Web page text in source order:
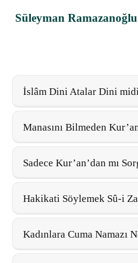
Süleyman Ramazanoğlu
İslâm Dini Atalar Dini
Manasını Bilmeden
Sadece Kur’an’dan mı
Hakikati Söylemek Sû-i
Kadınlara Cuma Namazı